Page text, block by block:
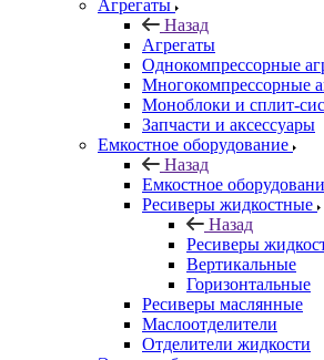
Агрегаты
Назад
Агрегаты
Однокомпрессорные
Многокомпрессорные
Моноблоки и сплит-
Запчасти и аксессуары
Емкостное оборудование
Назад
Емкостное
Ресиверы жидкостные
Назад
Ресиверы
Вертикальные
Горизонтальные
Ресиверы маслянные
Маслоотделители
Отделители жидкости